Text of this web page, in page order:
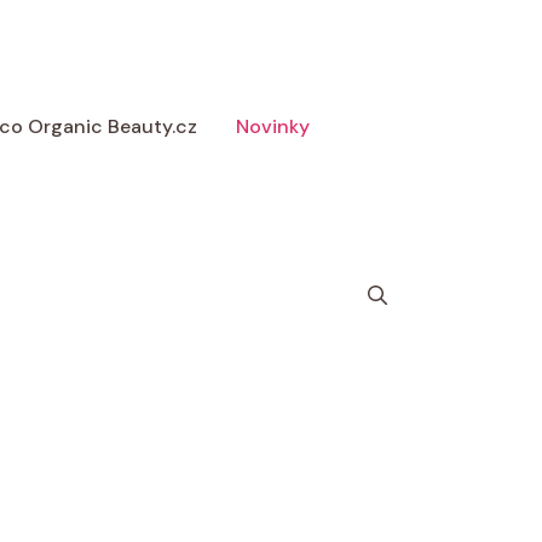
Organic Beauty.cz Novinky